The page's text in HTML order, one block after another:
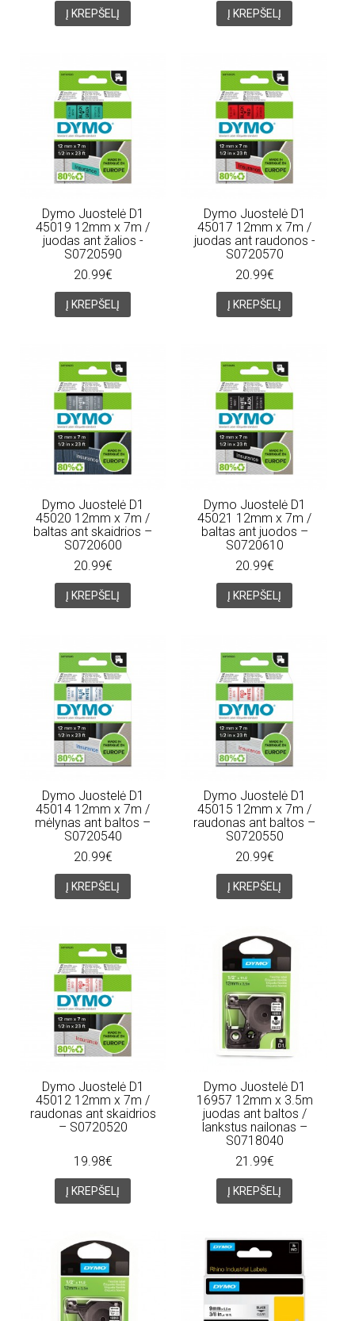
Į KREPŠELĮ Į KREPŠELĮ
Dymo Juostelė D1
45019 12mm x 7m /
juodas ant žalios -
S0720590
20.99€
Į KREPŠELĮ
Dymo Juostelė D1
45017 12mm x 7m /
juodas ant raudonos -
S0720570
20.99€
Į KREPŠELĮ
Dymo Juostelė D1
45020 12mm x 7m /
baltas ant skaidrios –
S0720600
20.99€
Į KREPŠELĮ
Dymo Juostelė D1
45021 12mm x 7m /
baltas ant juodos –
S0720610
20.99€
Į KREPŠELĮ
Dymo Juostelė D1
45014 12mm x 7m /
mėlynas ant baltos –
S0720540
20.99€
Į KREPŠELĮ
Dymo Juostelė D1
45015 12mm x 7m /
raudonas ant baltos –
S0720550
20.99€
Į KREPŠELĮ
Dymo Juostelė D1
45012 12mm x 7m /
raudonas ant skaidrios
– S0720520
19.98€
Į KREPŠELĮ
Dymo Juostelė D1
16957 12mm x 3.5m
juodas ant baltos /
lankstus nailonas –
S0718040
21.99€
Į KREPŠELĮ